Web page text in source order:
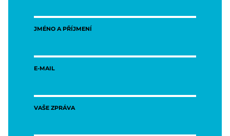
JMÉNO A PŘÍJMENÍ
E-MAIL
VAŠE ZPRÁVA